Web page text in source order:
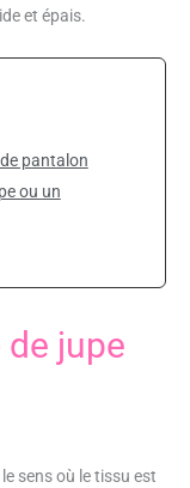
et épais.
pantalon
ou un
jupe
sens où le tissu est